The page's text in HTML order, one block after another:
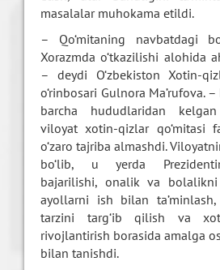
masalalar muhokama etildi.
– Qo‘mitaning navbatdagi
Xorazmda o‘tkazilishi alohida
– deydi O‘zbekiston Xotin-
o‘rinbosari Gulnora Ma’rufova.
barcha hududlaridan kelgan
viloyat xotin-qizlar qo‘mitasi
o‘zaro tajriba almashdi.
bo‘lib, u yerda
bajarilishi, onalik va
ayollarni ish bilan
tarzini targ‘ib qilish va
rivojlantirish borasida amalga
bilan tanishdi.